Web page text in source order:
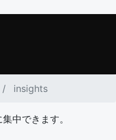
insights
中できます。